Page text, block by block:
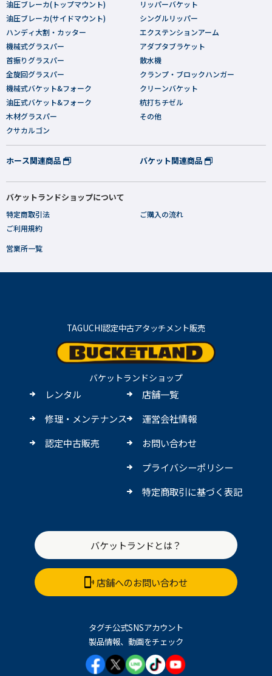
油圧ブレーカ(トップマウント)
油圧ブレーカ(サイドマウント)
ハンディ大割・カッター
機械式グラスパー
首振りグラスパー
全旋回グラスパー
機械式バケット&フォーク
油圧式バケット&フォーク
木材グラスパー
クサカルゴン
リッパーバケット
シングルリッパー
エクステンションアーム
アダプタブラケット
散水機
クランプ・ブロックハンガー
クリーンバケット
杭打ちチゼル
その他
ホース関連商品 バケット関連商品
バケットランドショップについて
特定商取引法
ご利用規約
ご購入の流れ
営業所一覧
TAGUCHI認定中古アタッチメント販売
バケットランドショップ
レンタル
修理・メンテナンス
認定中古販売
店舗一覧
運営会社情報
お問い合わせ
プライバシーポリシー
特定商取引に基づく表記
バケットランドとは？
店舗へのお問い合わせ
タグチ公式SNSアカウント
製品情報、動画をチェック